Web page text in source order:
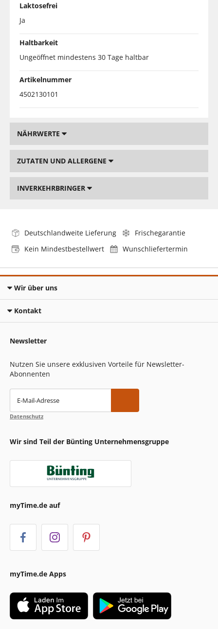
Laktosefrei
Ja
Haltbarkeit
Ungeöffnet mindestens 30 Tage haltbar
Artikelnummer
4502130101
NÄHRWERTE
ZUTATEN UND ALLERGENE
INVERKEHRBRINGER
Deutschlandweite Lieferung
Frischegarantie
Kein Mindestbestellwert
Wunschliefertermin
Wir über uns
Kontakt
Newsletter
Nutzen Sie unsere exklusiven Vorteile für Newsletter-
Abonnenten
E-Mail-Adresse
Datenschutz
Wir sind Teil der Bünting Unternehmensgruppe
myTime.de auf
myTime.de Apps